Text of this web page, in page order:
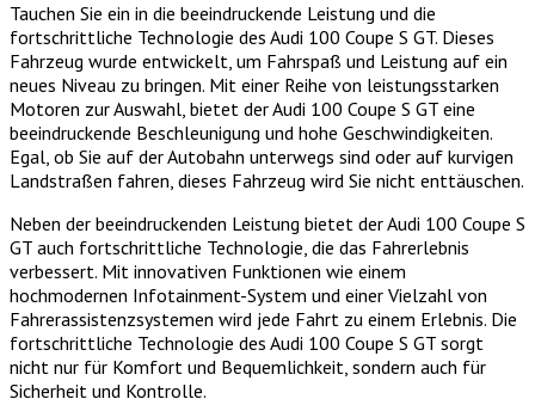
Tauchen Sie ein in die beeindruckende Leistung und die
fortschrittliche Technologie des Audi 100 Coupe S GT. Dieses
Fahrzeug wurde entwickelt, um Fahrspaß und Leistung auf ein
neues Niveau zu bringen. Mit einer Reihe von leistungsstarken
Motoren zur Auswahl, bietet der Audi 100 Coupe S GT eine
beeindruckende Beschleunigung und hohe Geschwindigkeiten.
Egal, ob Sie auf der Autobahn unterwegs sind oder auf kurvigen
Landstraßen fahren, dieses Fahrzeug wird Sie nicht enttäuschen.
Neben der beeindruckenden Leistung bietet der Audi 100 Coupe S
GT auch fortschrittliche Technologie, die das Fahrerlebnis
verbessert. Mit innovativen Funktionen wie einem
hochmodernen Infotainment-System und einer Vielzahl von
Fahrerassistenzsystemen wird jede Fahrt zu einem Erlebnis. Die
fortschrittliche Technologie des Audi 100 Coupe S GT sorgt
nicht nur für Komfort und Bequemlichkeit, sondern auch für
Sicherheit und Kontrolle.